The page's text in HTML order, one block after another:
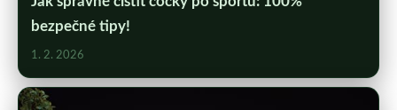
bezpečné tipy!
1. 2. 2026